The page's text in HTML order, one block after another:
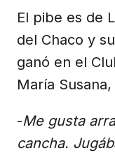
El pibe es de
del Chaco y
ganó en el
María
-Me gusta
cancha.